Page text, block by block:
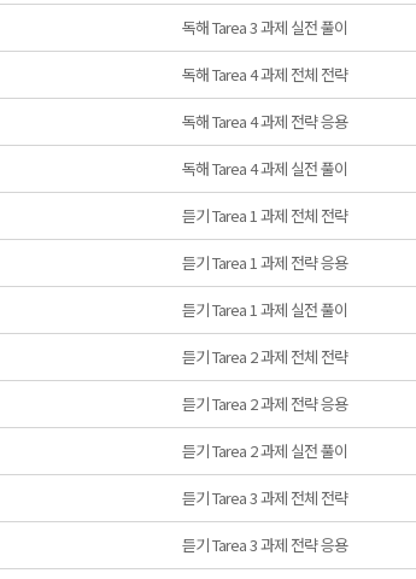
독해 Tarea 3 과제 실전 풀이
독해 Tarea 4 과제 전체 전략
독해 Tarea 4 과제 전략 응용
독해 Tarea 4 과제 실전 풀이
듣기 Tarea 1 과제 전체 전략
듣기 Tarea 1 과제 전략 응용
듣기 Tarea 1 과제 실전 풀이
듣기 Tarea 2 과제 전체 전략
듣기 Tarea 2 과제 전략 응용
듣기 Tarea 2 과제 실전 풀이
듣기 Tarea 3 과제 전체 전략
듣기 Tarea 3 과제 전략 응용